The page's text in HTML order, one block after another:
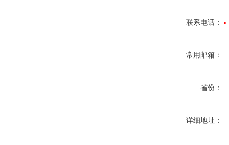
联系电话：
常用邮箱：
省份：
详细地址：